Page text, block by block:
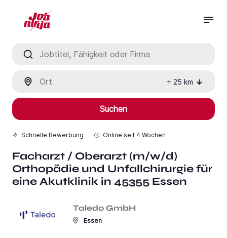
+ 25 km
Suchen
Schnelle Bewerbung Online seit 4 Wochen
Facharzt / Oberarzt (m/w/d)
Orthopädie und Unfallchirurgie für
eine Akutklinik in 45355 Essen
Taledo GmbH
Essen